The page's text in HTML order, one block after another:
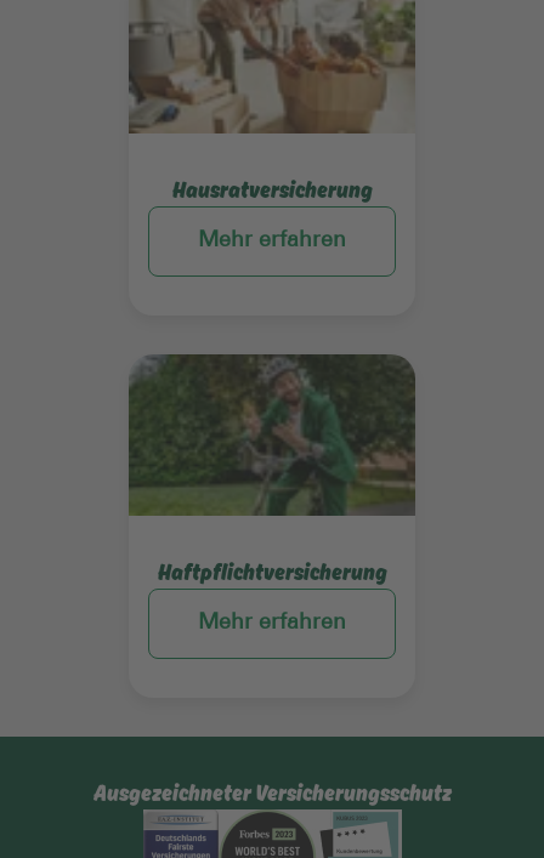
Hausratversicherung
Mehr erfahren
Haftpflichtversicherung
Mehr erfahren
Mehr erfahren
Ausgezeichneter Versicherungsschutz